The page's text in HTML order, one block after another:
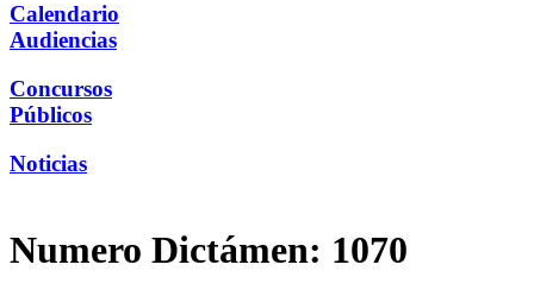
Calendario
Audiencias
Concursos
Públicos
Noticias
Numero Dictámen: 1070